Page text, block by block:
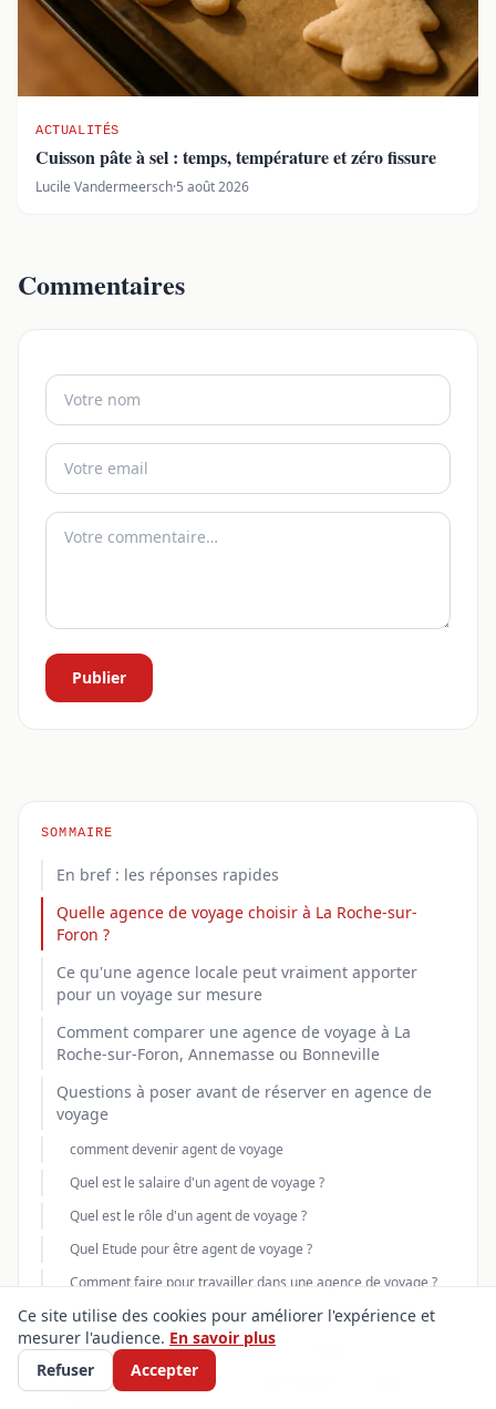
ACTUALITÉS
Cuisson pâte à sel : temps, température et zéro fissure
Lucile Vandermeersch·5 août 2026
Commentaires
Publier
SOMMAIRE
En bref : les réponses rapides
Quelle agence de voyage choisir à La Roche-sur-
Foron ?
Ce qu'une agence locale peut vraiment apporter
pour un voyage sur mesure
Comment comparer une agence de voyage à La
Roche-sur-Foron, Annemasse ou Bonneville
Questions à poser avant de réserver en agence de
voyage
comment devenir agent de voyage
Quel est le salaire d'un agent de voyage ?
Quel est le rôle d'un agent de voyage ?
Quel Etude pour être agent de voyage ?
Comment faire pour travailler dans une agence de voyage ?
Quels sont les métiers dans une agence de voyage ?
Quelles études pour devenir agent de voyage ?
Quels sonts les tâches et les responsabilités d'un agent de
Ce site utilise des cookies pour améliorer l'expérience et
mesurer l'audience. En savoir plus
Refuser
Accepter